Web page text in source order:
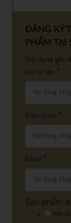
ĐĂNG KÝ
PHẨM TẠI
Nội dung gắn
Họ và tên *
Điện thoại *
Email *
Sản phẩm
Mộ